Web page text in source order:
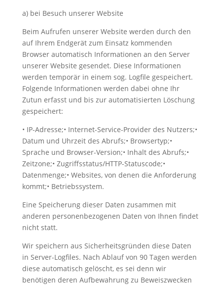
a) bei Besuch unserer Website
Beim Aufrufen unserer Website werden durch den
auf Ihrem Endgerät zum Einsatz kommenden
Browser automatisch Informationen an den Server
unserer Website gesendet. Diese Informationen
werden temporär in einem sog. Logfile gespeichert.
Folgende Informationen werden dabei ohne Ihr
Zutun erfasst und bis zur automatisierten Löschung
gespeichert:
• IP-Adresse;• Internet-Service-Provider des Nutzers;•
Datum und Uhrzeit des Abrufs;• Browsertyp;•
Sprache und Browser-Version;• Inhalt des Abrufs;•
Zeitzone;• Zugriffsstatus/HTTP-Statuscode;•
Datenmenge;• Websites, von denen die Anforderung
kommt;• Betriebssystem.
Eine Speicherung dieser Daten zusammen mit
anderen personenbezogenen Daten von Ihnen findet
nicht statt.
Wir speichern aus Sicherheitsgründen diese Daten
in Server-Logfiles. Nach Ablauf von 90 Tagen werden
diese automatisch gelöscht, es sei denn wir
benötigen deren Aufbewahrung zu Beweiszwecken